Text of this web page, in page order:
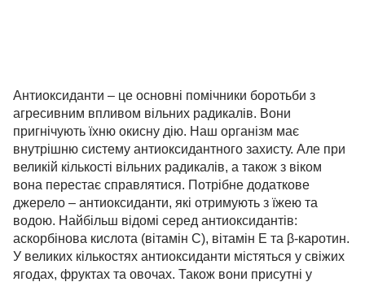
Антиоксиданти – це основні помічники боротьби з
агресивним впливом вільних радикалів. Вони
пригнічують їхню окисну дію. Наш організм має
внутрішню систему антиоксидантного захисту. Але при
великій кількості вільних радикалів, а також з віком
вона перестає справлятися. Потрібне додаткове
джерело – антиоксиданти, які отримують з їжею та
водою. Найбільш відомі серед антиоксидантів:
аскорбінова кислота (вітамін С), вітамін Е та β-каротин.
У великих кількостях антиоксиданти містяться у свіжих
ягодах, фруктах та овочах. Також вони присутні у